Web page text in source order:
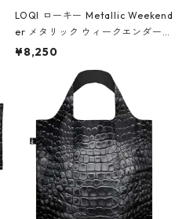
LOQI ローキー Metallic Weekend
er メタリック ウィークエンダー
ボストンバッグ ショルダーバッグ
Black ジャン=ミッシェル・バスキ
ア/クラウン ブラック
¥8,250